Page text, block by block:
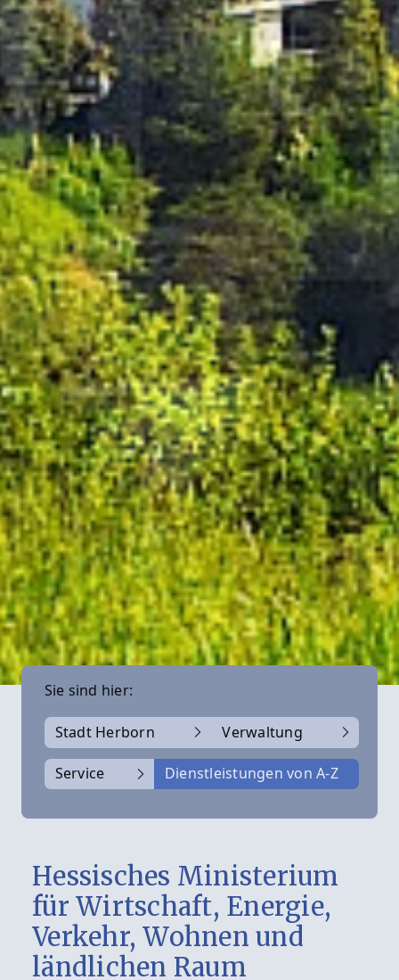
Sie sind hier:
Stadt Herborn Verwaltung
Service Dienstleistungen von A-Z
Hessisches Ministerium
für Wirtschaft, Energie,
Verkehr, Wohnen und
ländlichen Raum